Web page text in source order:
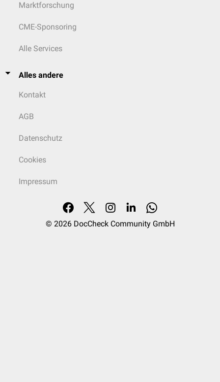
Marktforschung
CME-Sponsoring
Alle Services
Alles andere
Kontakt
AGB
Datenschutz
Cookies
Impressum
© 2026 DocCheck Community GmbH